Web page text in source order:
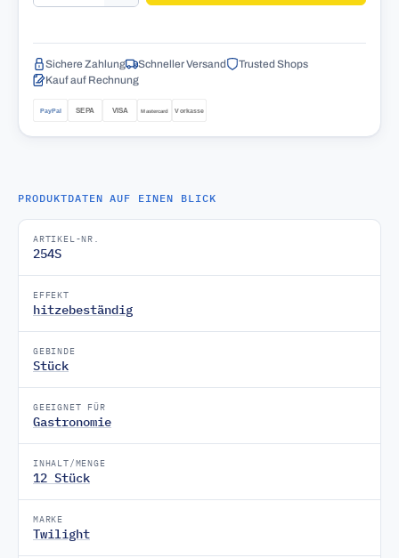
Sichere Zahlung Schneller Versand
Trusted Shops
Kauf auf Rechnung
PRODUKTDATEN AUF EINEN BLICK
ARTIKEL-NR.
254S
EFFEKT
hitzebeständig
GEBINDE
Stück
GEEIGNET FÜR
Gastronomie
INHALT/MENGE
12 Stück
MARKE
Twilight